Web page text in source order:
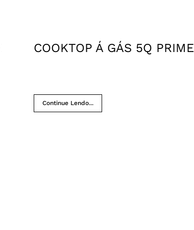
COOKTOP Á GÁS 5Q PRIME
Continue Lendo...